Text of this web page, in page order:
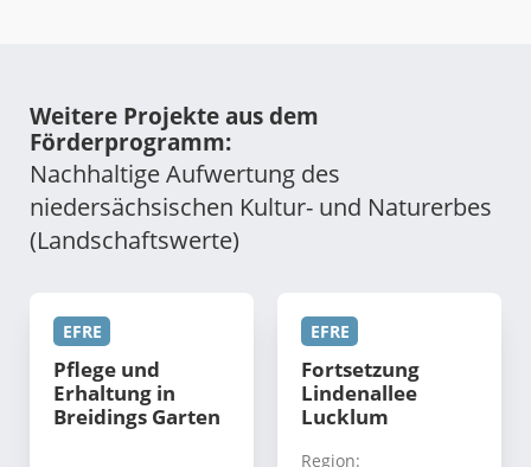
Weitere Projekte aus dem
Förderprogramm:
Nachhaltige Aufwertung des
niedersächsischen Kultur- und Naturerbes
(Landschaftswerte)
EFRE
Pflege und
Erhaltung in
Breidings Garten
EFRE
Fortsetzung
Lindenallee
Lucklum
Region: